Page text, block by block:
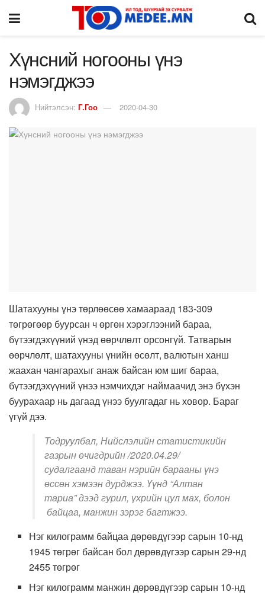
Хүнсний ногооны үнэ
нэмэгджээ
Нийтэлсэн: Г.Гоо 2020-04-30
Шатахууны үнэ төрлөөсөө хамаараад 183-309
төгрөгөөр буурсан ч өргөн хэрэглээний бараа,
бүтээгдэхүүний үнэд өөрчлөлт орсонгүй. Татварын
өөрчлөлт, шатахууны үнийн өсөлт, валютын ханш
жаахан чангарахыг анаж байсан юм шиг бараа,
бүтээгдэхүүний үнээ нэмчихдэг наймаачид энэ бүхэн
буурахаар нь дагаад үнээ буулгадаг нь ховор. Бараг
үгүй дээ.
Тодруулбал, Нийслэлийн статистикийн
газрын өчигдрийн /2020.04.29/
судалгаанд таван нэрийн барааны үнэ
өссөн хэмээн дурджээ. Үүнд “Алтан
тариа” дээд гурил, үхрийн цул мах, болон
байцаа, манжин зэрэг багтжээ.
Нэг килограмм байцаа дөрөвдүгээр сарын 10-нд
1945 төгрөг байсан бол дөрөвдүгээр сарын 29-нд
2455 төгрөг
Нэг килограмм манжин дөрөвдүгээр сарын 10-нд